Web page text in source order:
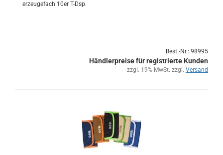
er­zeu­ge­fach 10er T-Dsp.
Best.-Nr.: 98995
Händlerpreise für registrierte Kunden
zzgl. 19% MwSt. zzgl. Versand